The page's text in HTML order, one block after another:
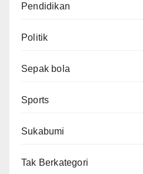
Pendidikan
Politik
Sepak bola
Sports
Sukabumi
Tak Berkategori